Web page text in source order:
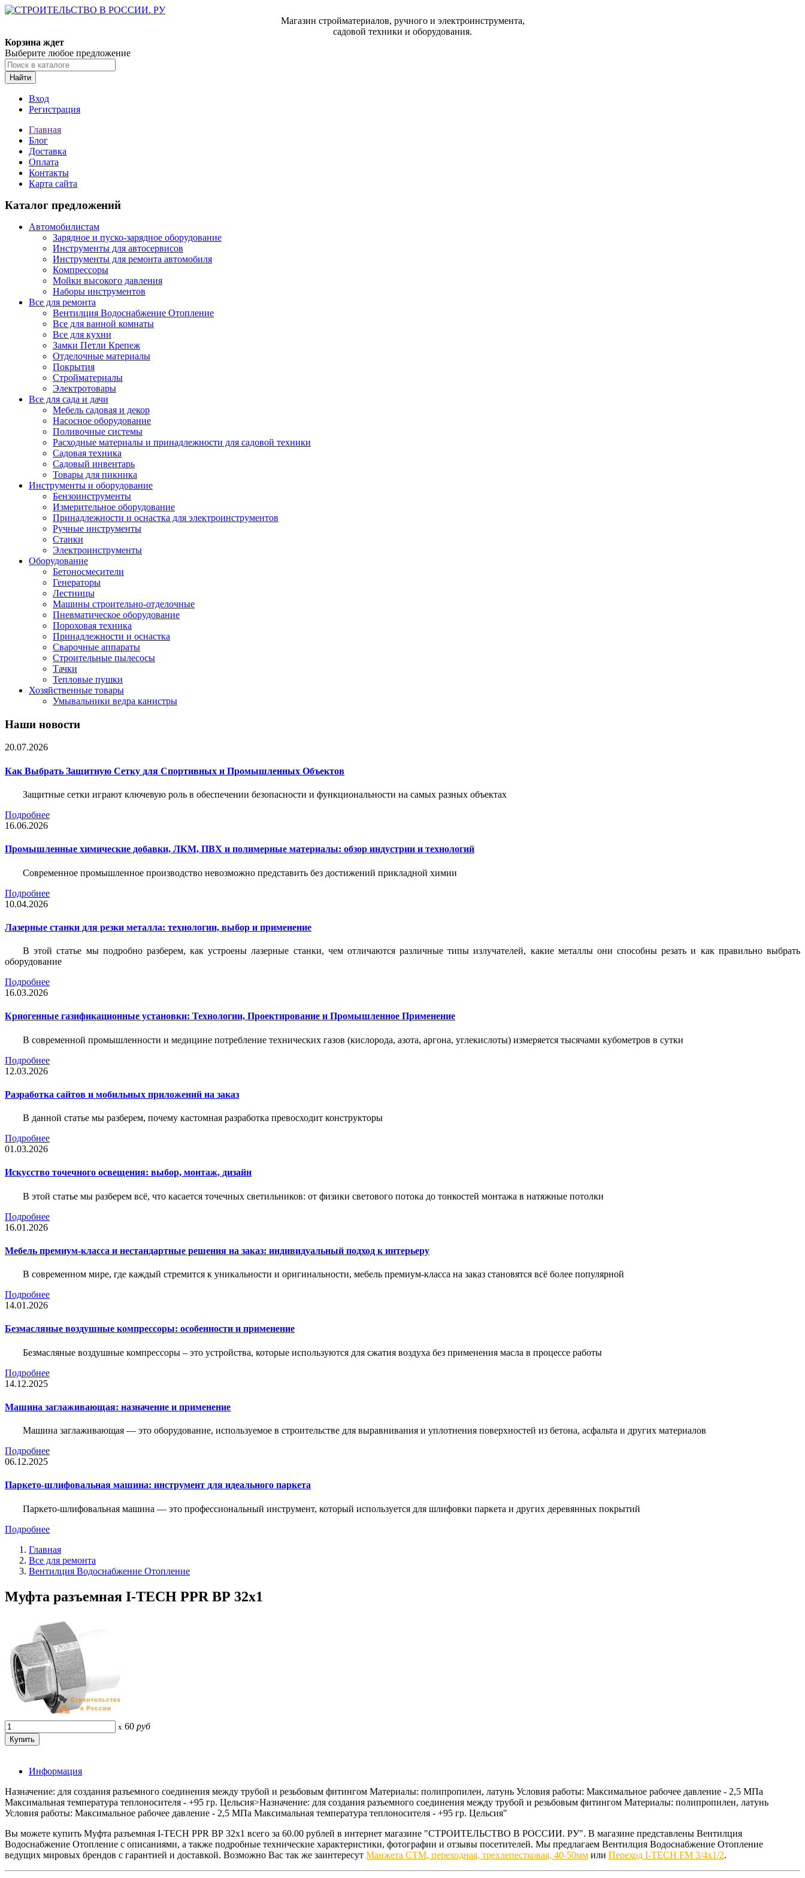
Магазин стройматериалов, ручного и электроинструмента,
садовой техники и оборудования.
Корзина ждет
Выберите любое предложение
Найти
Вход
Регистрация
Главная
Блог
Доставка
Оплата
Контакты
Карта сайта
Каталог предложений
Автомобилистам
Зарядное и пуско-зарядное оборудование
Инструменты для автосервисов
Инструменты для ремонта автомобиля
Компрессоры
Мойки высокого давления
Наборы инструментов
Все для ремонта
Вентилция Водоснабжение Отопление
Все для ванной комнаты
Все для кухни
Замки Петли Крепеж
Отделочные материалы
Покрытия
Стройматериалы
Электротовары
Все для сада и дачи
Мебель садовая и декор
Насосное оборудование
Поливочные системы
Расходные материалы и принадлежности для садовой техники
Садовая техника
Садовый инвентарь
Товары для пикника
Инструменты и оборудование
Бензоинструменты
Измерительное оборудование
Принадлежности и оснастка для электроинструментов
Ручные инструменты
Станки
Электроинструменты
Оборудование
Бетоносмесители
Генераторы
Лестницы
Машины строительно-отделочные
Пневматическое оборудование
Пороховая техника
Принадлежности и оснастка
Сварочные аппараты
Строительные пылесосы
Тачки
Тепловые пушки
Хозяйственные товары
Умывальники ведра канистры
Наши новости
20.07.2026
Как Выбрать Защитную Сетку для Спортивных и Промышленных Объектов
Защитные сетки играют ключевую роль в обеспечении безопасности и функциональности на самых разных объектах
Подробнее
16.06.2026
Промышленные химические добавки, ЛКМ, ПВХ и полимерные материалы: обзор индустрии и технологий
Современное промышленное производство невозможно представить без достижений прикладной химии
Подробнее
10.04.2026
Лазерные станки для резки металла: технологии, выбор и применение
В этой статье мы подробно разберем, как устроены лазерные станки, чем отличаются различные типы излучателей, какие металлы они способны резать и как правильно выбрать
оборудование
Подробнее
16.03.2026
Криогенные газификационные установки: Технологии, Проектирование и Промышленное Применение
В современной промышленности и медицине потребление технических газов (кислорода, азота, аргона, углекислоты) измеряется тысячами кубометров в сутки
Подробнее
12.03.2026
Разработка сайтов и мобильных приложений на заказ
В данной статье мы разберем, почему кастомная разработка превосходит конструкторы
Подробнее
01.03.2026
Искусство точечного освещения: выбор, монтаж, дизайн
В этой статье мы разберем всё, что касается точечных светильников: от физики светового потока до тонкостей монтажа в натяжные потолки
Подробнее
16.01.2026
Мебель премиум-класса и нестандартные решения на заказ: индивидуальный подход к интерьеру
В современном мире, где каждый стремится к уникальности и оригинальности, мебель премиум-класса на заказ становятся всё более популярной
Подробнее
14.01.2026
Безмасляные воздушные компрессоры: особенности и применение
Безмасляные воздушные компрессоры – это устройства, которые используются для сжатия воздуха без применения масла в процессе работы
Подробнее
14.12.2025
Машина заглаживающая: назначение и применение
Машина заглаживающая — это оборудование, используемое в строительстве для выравнивания и уплотнения поверхностей из бетона, асфальта и других материалов
Подробнее
06.12.2025
Паркето-шлифовальная машина: инструмент для идеального паркета
Паркето-шлифовальная машина — это профессиональный инструмент, который используется для шлифовки паркета и других деревянных покрытий
Подробнее
Главная
Все для ремонта
Вентилция Водоснабжение Отопление
Муфта разъемная I-TECH PPR ВР 32x1
x 60 руб
Информация
Назначение: для создания разъемного соединения между трубой и резьбовым фитингом Материалы: полипропилен, латунь Условия работы: Максимальное рабочее давление - 2,5 МПа
Максимальная температура теплоносителя - +95 гр. Цельсия>Назначение: для создания разъемного соединения между трубой и резьбовым фитингом Материалы: полипропилен, латунь
Условия работы: Максимальное рабочее давление - 2,5 МПа Максимальная температура теплоносителя - +95 гр. Цельсия"
Вы можете купить Муфта разъемная I-TECH PPR ВР 32x1 всего за 60.00 рублей в интернет магазине "СТРОИТЕЛЬСТВО В РОССИИ. РУ". В магазине представлены Вентилция
Водоснабжение Отопление с описаниями, а также подробные технические характеристики, фотографии и отзывы посетителей. Мы предлагаем Вентилция Водоснабжение Отопление
ведущих мировых брендов с гарантией и доставкой. Возможно Вас так же заинтересут Манжета СТМ, переходная, трехлепестковая, 40-50мм или Переход I-TECH FM 3/4x1/2.